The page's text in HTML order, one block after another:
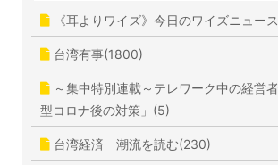
《耳よりワイズ》今日のワイズニュー
台湾有事(1800)
～集中特別連載～テレワーク中の経営
型コロナ後の対策」(5)
台湾経済 潮流を読む(230)